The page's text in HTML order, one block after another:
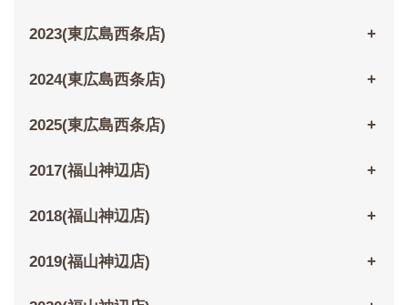
2023(東広島西条店)
2024(東広島西条店)
2025(東広島西条店)
2017(福山神辺店)
2018(福山神辺店)
2019(福山神辺店)